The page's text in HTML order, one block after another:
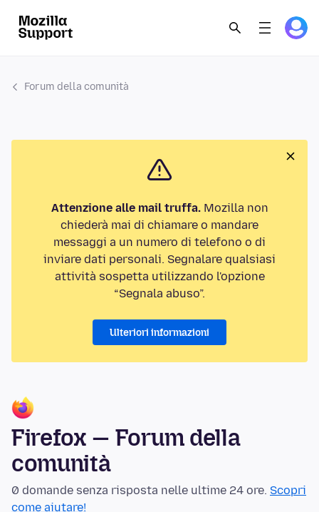
Forum della comunità
Attenzione alle mail truffa.Mozilla non
chiederà mai di chiamare o mandare
messaggi a un numero di telefono o di
inviare dati personali. Segnalare qualsiasi
attività sospetta utilizzando l'opzione
“Segnala abuso”.
Ulteriori informazioni
Firefox — Forum della
comunità
0 domande senza risposta nelle ultime 24 ore. Scopri
come aiutare!